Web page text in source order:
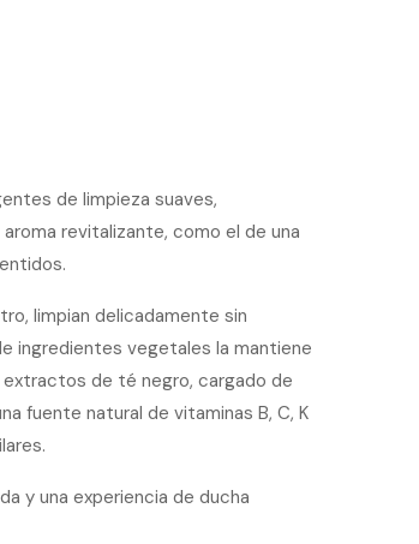
de limpieza suaves,
revitalizante, como el de una
limpian delicadamente sin
ingredientes vegetales la mantiene
extractos de té negro, cargado de
fuente natural de vitaminas B, C, K
y una experiencia de ducha